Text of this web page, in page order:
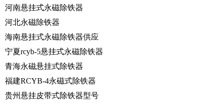
河南悬挂式永磁除铁器
河北永磁除铁器
海南悬挂式永磁除铁器供应
宁夏rcyb-5悬挂式永磁除铁器
青海永磁悬挂式除铁器
福建RCYB-4永磁式除铁器
贵州悬挂皮带式除铁器型号